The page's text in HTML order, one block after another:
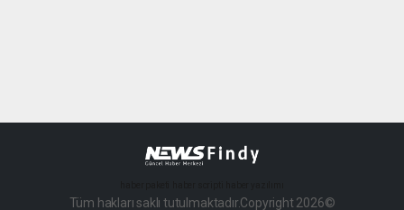
Tüm hakları saklı tutulmaktadır.Copyright 2026©